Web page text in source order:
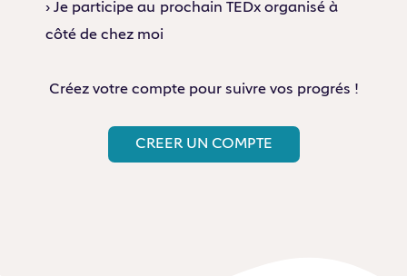
› Je participe au prochain TEDx organisé à
côté de chez moi
Créez votre compte pour suivre vos progrés !
CREER UN COMPTE